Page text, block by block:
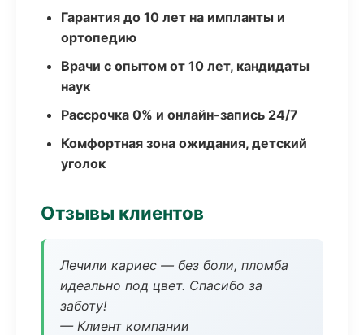
Гарантия до 10 лет на импланты и
ортопедию
Врачи с опытом от 10 лет, кандидаты
наук
Рассрочка 0% и онлайн-запись 24/7
Комфортная зона ожидания, детский
уголок
Отзывы клиентов
Лечили кариес — без боли, пломба
идеально под цвет. Спасибо за
заботу!
— Клиент компании